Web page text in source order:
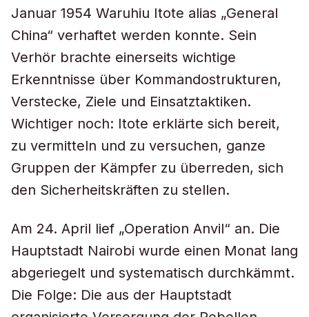
Januar 1954 Waruhiu Itote alias „General
China“ verhaftet werden konnte. Sein
Verhör brachte einerseits wichtige
Erkenntnisse über Kommandostrukturen,
Verstecke, Ziele und Einsatztaktiken.
Wichtiger noch: Itote erklärte sich bereit,
zu vermitteln und zu versuchen, ganze
Gruppen der Kämpfer zu überreden, sich
den Sicherheitskräften zu stellen.
Am 24. April lief „Operation Anvil“ an. Die
Hauptstadt Nairobi wurde einen Monat lang
abgeriegelt und systematisch durchkämmt.
Die Folge: Die aus der Hauptstadt